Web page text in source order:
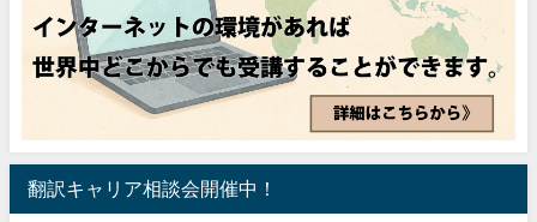
翻訳キャリア相談会開催中！